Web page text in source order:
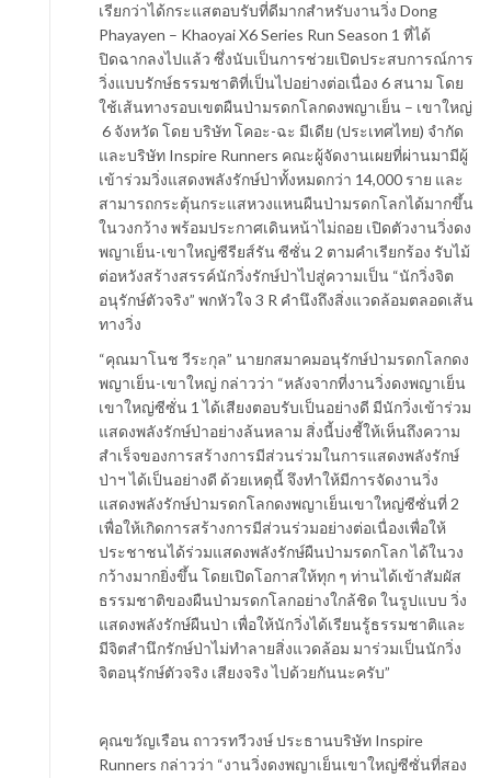
เรียกว่าได้กระแสตอบรับที่ดีมากสำหรับงานวิ่ง Dong
Phayayen – Khaoyai X6 Series Run Season 1 ที่ได้
ปิดฉากลงไปแล้ว ซึ่งนับเป็นการช่วยเปิดประสบการณ์การ
วิ่งแบบรักษ์ธรรมชาติที่เป็นไปอย่างต่อเนื่อง 6 สนาม โดย
ใช้เส้นทางรอบเขตผืนป่ามรดกโลกดงพญาเย็น – เขาใหญ่
​ ​6 ​จังหวัด โดย บริษัท โคอะ-ฉะ มีเดีย (ประเทศไทย) จำกัด
และบริษัท Inspire Runners คณะผู้จัดงานเผยที่ผ่านมามีผู้
เข้าร่วมวิ่งแสดงพลังรักษ์ป่าทั้งหมดกว่า 14,000 ราย และ
สามารถกระตุ้นกระแสหวงแหนผืนป่ามรดกโลกได้มากขึ้น
ในวงกว้าง พร้อมประกาศเดินหน้าไม่ถอย เปิดตัวงานวิ่งดง
พญาเย็น-เขาใหญ่ซีรียส์รัน ซีซั่น 2 ตามคำเรียกร้อง รับไม้
ต่อหวังสร้างสรรค์นักวิ่งรักษ์ป่าไปสู่ความเป็น “นักวิ่งจิต
อนุรักษ์ตัวจริง” พกหัวใจ 3 R คำนึงถึงสิ่งแวดล้อมตลอดเส้น
ทางวิ่ง
“คุณมาโนช วีระกุล” นายกสมาคมอนุรักษ์ป่ามรดกโลกดง
พญาเย็น-เขาใหญ่ กล่าวว่า “หลังจากที่งานวิ่งดงพญาเย็น
เขาใหญ่ซีซั่น 1 ได้เสียงตอบรับเป็นอย่างดี มีนักวิ่งเข้าร่วม
แสดงพลังรักษ์ป่าอย่างล้นหลาม สิ่งนี้บ่งชี้ให้เห็นถึงความ
สำเร็จของการสร้างการมีส่วนร่วมในการแสดงพลังรักษ์
ป่าฯ ได้เป็นอย่างดี ด้วยเหตุนี้ จึงทำให้มีการจัดงานวิ่ง
แสดงพลังรักษ์ป่ามรดกโลกดงพญาเย็นเขาใหญ่ซีซั่นที่ 2
เพื่อให้เกิดการสร้างการมีส่วนร่วมอย่างต่อเนื่องเพื่อให้
ประชาชนได้ร่วมแสดงพลังรักษ์ผืนป่ามรดกโลก ได้ในวง
กว้างมากยิ่งขึ้น โดยเปิดโอกาสให้ทุก ๆ ท่านได้เข้าสัมผัส
ธรรมชาติของผืนป่ามรดกโลกอย่างใกล้ชิด ในรูปแบบ วิ่ง
แสดงพลังรักษ์ผืนป่า เพื่อให้นักวิ่งได้เรียนรู้ธรรมชาติและ
มีจิตสำนึกรักษ์ป่าไม่ทำลายสิ่งแวดล้อม มาร่วมเป็นนักวิ่ง
จิตอนุรักษ์ตัวจริง เสียงจริง ไปด้วยกันนะครับ”
คุณขวัญเรือน ถาวรทวีวงษ์ ประธานบริษัท Inspire
Runners กล่าวว่า “งานวิ่งดงพญาเย็นเขาใหญ่ซีซั่นที่สอง